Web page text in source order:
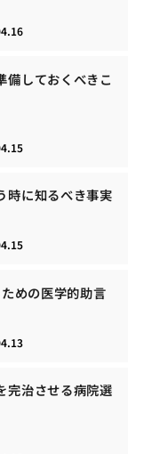
備しておくべきこ
時に知るべき事実
めの医学的助言
完治させる病院選